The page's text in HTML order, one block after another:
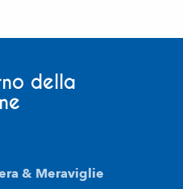
della
& Meraviglie